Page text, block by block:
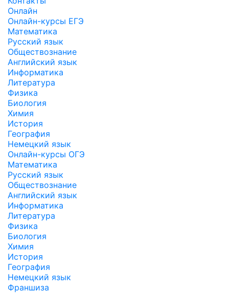
Онлайн
Онлайн-курсы ЕГЭ
Математика
Русский язык
Обществознание
Английский язык
Информатика
Литература
Физика
Биология
Химия
История
География
Немецкий язык
Онлайн-курсы ОГЭ
Математика
Русский язык
Обществознание
Английский язык
Информатика
Литература
Физика
Биология
Химия
История
География
Немецкий язык
Франшиза